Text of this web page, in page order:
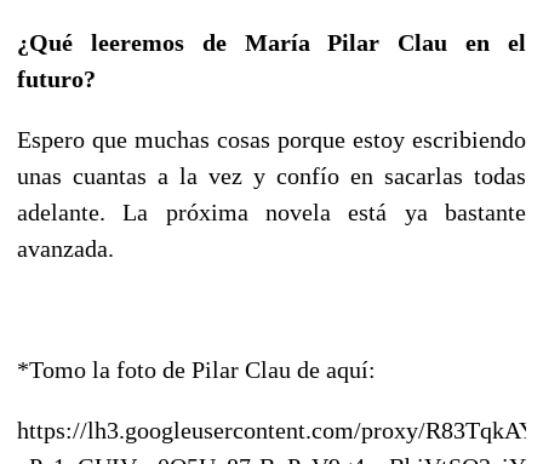
¿Qué leeremos de María Pilar Clau en el
futuro?
Espero que muchas cosas porque estoy escribiendo
unas cuantas a la vez y confío en sacarlas todas
adelante. La próxima novela está ya bastante
avanzada.
*Tomo la foto de Pilar Clau de aquí:
https://lh3.googleusercontent.com/proxy/